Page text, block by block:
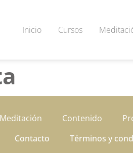
Inicio Cursos
Meditación Contenido
Contacto Términos y